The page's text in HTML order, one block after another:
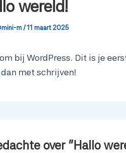
wereld!
m /11 maart 2025
bij WordPress. Dit is je
met schrijven!
over “Hallo